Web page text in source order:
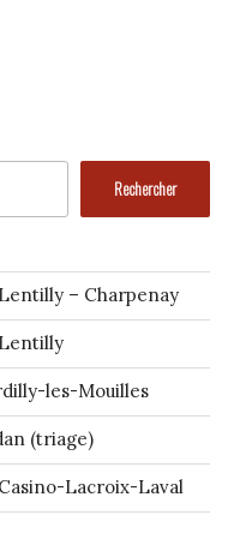
Rechercher
– Charpenay
les-Mouilles
(triage)
Lacroix-Laval